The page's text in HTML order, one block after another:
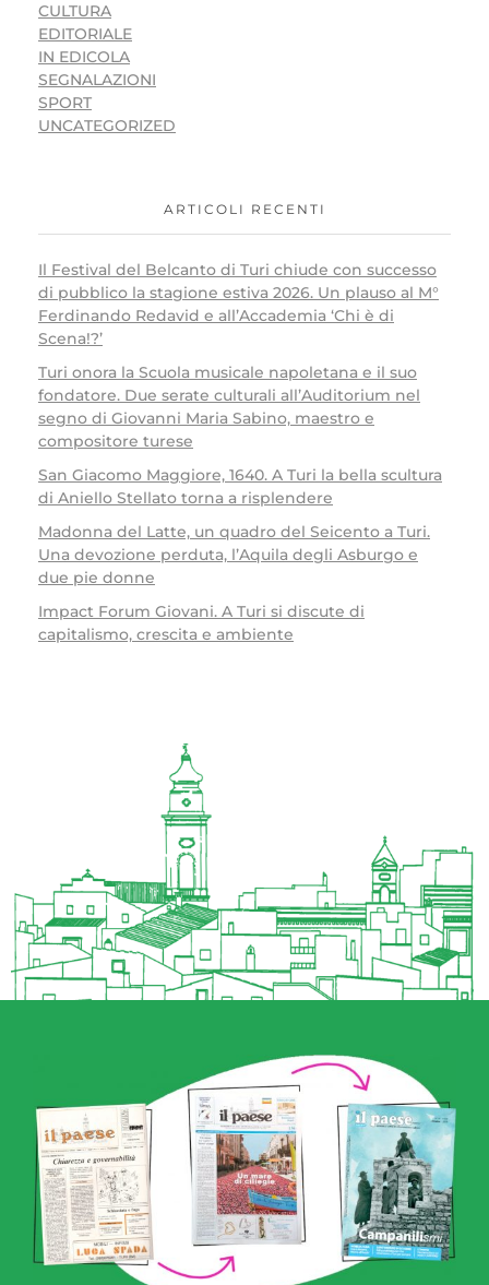
CULTURA
EDITORIALE
IN EDICOLA
SEGNALAZIONI
SPORT
UNCATEGORIZED
ARTICOLI RECENTI
Il Festival del Belcanto di Turi chiude con successo
di pubblico la stagione estiva 2026. Un plauso al M°
Ferdinando Redavid e all’Accademia ‘Chi è di
Scena!?’
Turi onora la Scuola musicale napoletana e il suo
fondatore. Due serate culturali all’Auditorium nel
segno di Giovanni Maria Sabino, maestro e
compositore turese
San Giacomo Maggiore, 1640. A Turi la bella scultura
di Aniello Stellato torna a risplendere
Madonna del Latte, un quadro del Seicento a Turi.
Una devozione perduta, l’Aquila degli Asburgo e
due pie donne
Impact Forum Giovani. A Turi si discute di
capitalismo, crescita e ambiente